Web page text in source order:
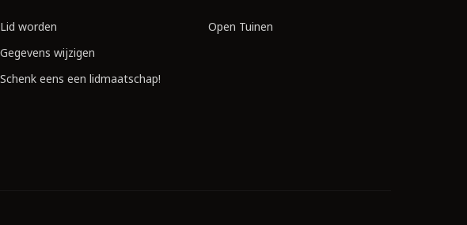
Lid worden
Gegevens wijzigen
Schenk eens een lidmaatschap!
Open Tuinen